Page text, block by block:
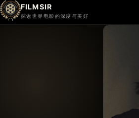
FILMSIR
探索世界电影的深度与美好